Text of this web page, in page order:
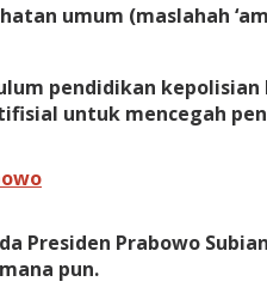
umum (maslahah
pendidikan kepolisian
untuk mencegah
Presiden Prabowo
pun.